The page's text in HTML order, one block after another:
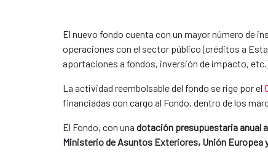
El nuevo fondo cuenta con un mayor número de
operaciones con el sector público (créditos a
aportaciones a fondos, inversión de impacto,
​La actividad reembolsable del fondo se rige por el
financiadas con cargo al Fondo, dentro de los
El Fondo, con una dotación presupuestaria anual
Ministerio de Asuntos Exteriores, Unión Europea